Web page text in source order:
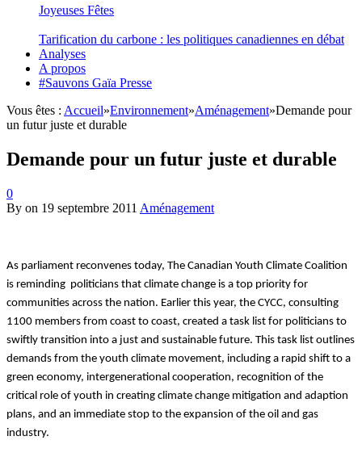
Joyeuses Fêtes
Tarification du carbone : les politiques canadiennes en débat
Analyses
A propos
#Sauvons Gaïa Presse
Vous êtes : Accueil»Environnement»Aménagement»Demande pour
un futur juste et durable
Demande pour un futur juste et durable
0
By on 19 septembre 2011 Aménagement
As parliament reconvenes today, The Canadian Youth Climate Coalition
is reminding politicians that climate change is a top priority for
communities across the nation. Earlier this year, the CYCC, consulting
1100 members from coast to coast, created a task list for politicians to
swiftly transition into a just and sustainable future. This task list outlines
demands from the youth climate movement, including a rapid shift to a
green economy, intergenerational cooperation, recognition of the
critical role of youth in creating climate change mitigation and adaption
plans, and an immediate stop to the expansion of the oil and gas
industry.